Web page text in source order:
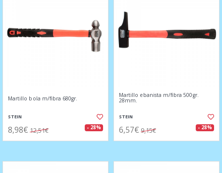
Martillo bola m/fibra 680gr.
STEIN
8,98€ 12,51€ - 28%
Martillo ebanista m/fibra 500gr.
28mm.
STEIN
6,57€ 9,15€ - 28%